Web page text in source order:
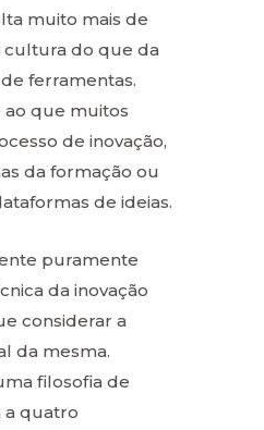
muito mais de
do que da
ferramentas.
que muitos
de inovação,
da formação ou
de ideias.
puramente
da inovação
considerar a
da mesma.
filosofia de
a quatro